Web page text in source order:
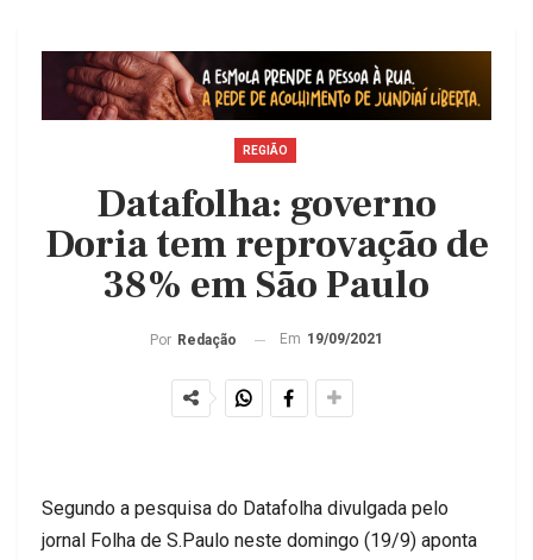
REGIÃO
Datafolha: governo
Doria tem reprovação de
38% em São Paulo
Por Redação Em 19/09/2021
Segundo a pesquisa do Datafolha divulgada pelo
jornal Folha de S.Paulo neste domingo (19/9) aponta